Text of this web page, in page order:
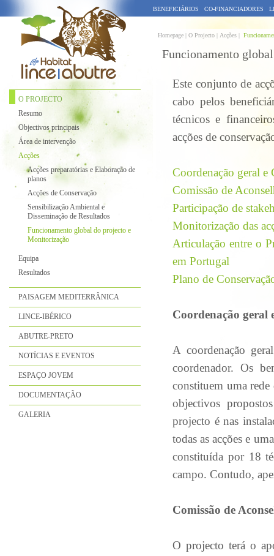
O PROJECTO
Resumo
Objectivos principais
Área de intervenção
Acções
Acções preparatórias e Elaboração de
planos
Acções de Conservação
Sensibilização Ambiental e
Disseminação de Resultados
Funcionamento global do projecto e
Monitorização
Equipa
Resultados
PAISAGEM MEDITERRÂNICA
LINCE-IBÉRICO
ABUTRE-PRETO
NOTÍCIAS E EVENTOS
ESPAÇO JOVEM
DOCUMENTAÇÃO
GALERIA
BENEFICIÁRIOS CO-FINANCIADORES
Homepage | O Projecto | Acções |
Funcionamento
Este conjunto de
cabo pelos
técnicos e
acções de
Coordenação geral
Comissão de
Participação de
Monitorização das
Articulação entre o
em Portugal
Plano de
Coordenação geral
A coordenação
coordenador. Os
constituem uma
objectivos
projecto é nas
todas as acções e
constituída por 18
campo. Contudo,
Comissão de
O projecto terá o